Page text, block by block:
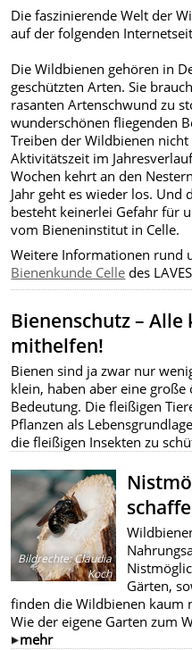
Die faszinierende Welt der
auf der folgenden
Die Wildbienen gehören in
geschützten Arten. Sie
rasanten Artenschwund zu
wunderschönen fliegenden
Treiben der Wildbienen
Aktivitätszeit im
Wochen kehrt an den
Jahr geht es wieder los. Und
besteht keinerlei Gefahr für
vom Bieneninstitut in Celle.
Weitere Informationen rund
Bienenkunde Celle des
Bienenschutz – Alle
mithelfen!
Bienen sind ja zwar nur
klein, haben aber eine große
Bedeutung. Die fleißigen
Pflanzen als
die fleißigen Insekten zu
Bildrechte:Claudia
Koch
Gärten,
finden die Wildbienen kaum
Wie der eigene Garten zum
mehr